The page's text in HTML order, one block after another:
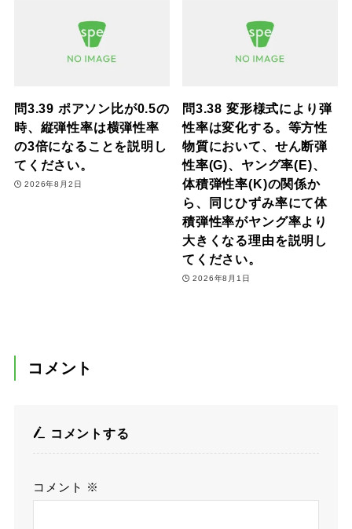
問3.39 ポアソン比が0.5の
時、縦弾性率は横弾性率
の3倍になることを説明し
てください。
2026年8月2日
問3.38 変形様式により弾
性率は変化する。等方性
物質において、せん断弾
性率(G)、ヤング率(E)、
体積弾性率(K)の関係か
ら、同じひずみ率にて体
積弾性率がヤング率より
大きくなる理由を説明し
てください。
2026年8月1日
コメント
コメントする
コメント ※